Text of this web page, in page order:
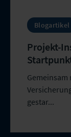
Blogartikel
Projekt-
Gemeinsam
gestar...